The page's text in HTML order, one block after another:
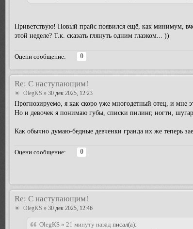
Приветствую! Новый прайс появился ещё, как минимум,
этой неделе? Т.к. сказать глянуть одним глазком... ))
Оцени сообщение: 0
Re: С наступающим!
OlegKS » 30 дек 2025, 12:23
Прогнозируемо, я как скоро уже многодетный отец, и мне
Но и девочек я понимаю губы, списки пилинг, ногти,
Как обычно думаю-бедные девченки гранда их же теперь
Оцени сообщение: 0
Re: С наступающим!
OlegKS » 30 дек 2025, 12:46
OlegKS » 21 минуту назад писал(а):